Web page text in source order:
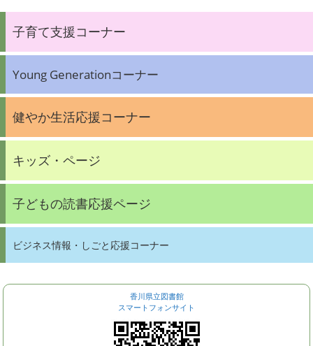
子育て支援コーナー
Young Generationコーナー
健やか生活応援コーナー
キッズ・ページ
子どもの読書応援ページ
ビジネス情報・しごと応援コーナー
香川県立図書館
スマートフォンサイト